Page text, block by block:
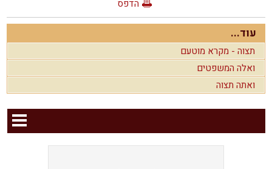
הדפס
עוד...
תצוה - מקרא מוטעם
ואלה המשפטים
ואתה תצוה